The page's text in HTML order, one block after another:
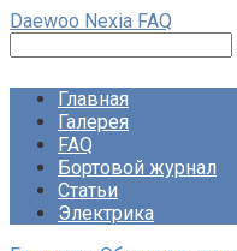
Перейти
контенту
Daewoo Nexia FAQ
Главная
Галерея
FAQ
Бортовой журнал
Статьи
Электрика